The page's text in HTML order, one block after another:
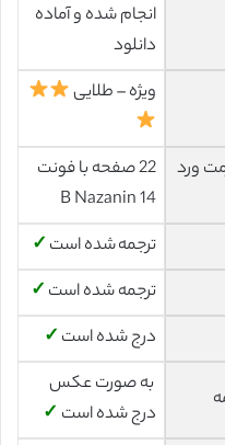
انجام شده و آماده
دانلود
ویژه – طلایی
ورد
22 صفحه با فونت
14 B Nazanin
ترجمه شده است ✓
ترجمه شده است ✓
درج شده است ✓
به صورت عکس
درج شده است ✓